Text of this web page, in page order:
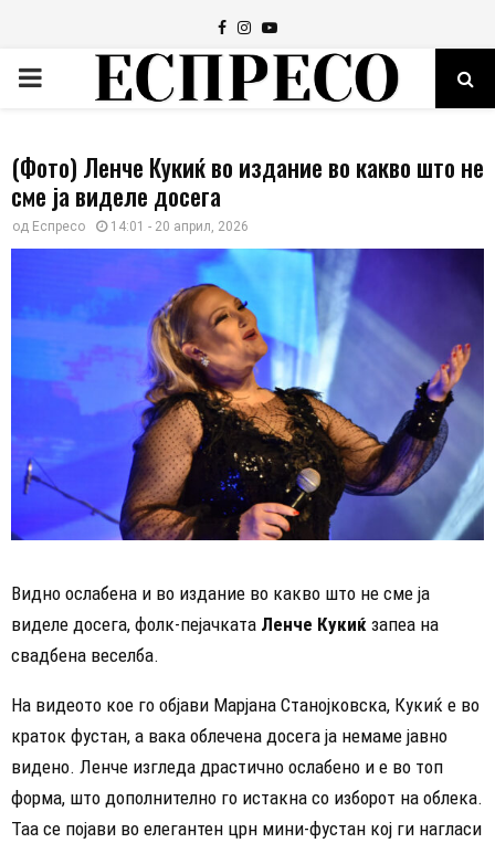
Facebook
Instagram
Youtube
PRIMARY
(Фото) Ленче Кукиќ во издание во какво што не
сме ја виделе досега
од Еспресо 14:01 - 20 април, 2026
Видно ослабена и во издание во какво што не сме ја
виделе досега, фолк-пејачката Ленче Кукиќ запеа на
свадбена веселба.
На видеото кое го објави Марјана Станојковска, Кукиќ е во
краток фустан, а вака облечена досега ја немаме јавно
видено. Ленче изгледа драстично ослабено и е во топ
форма, што дополнително го истакна со изборот на облека.
Таа се појави во елегантен црн мини-фустан кој ги нагласи